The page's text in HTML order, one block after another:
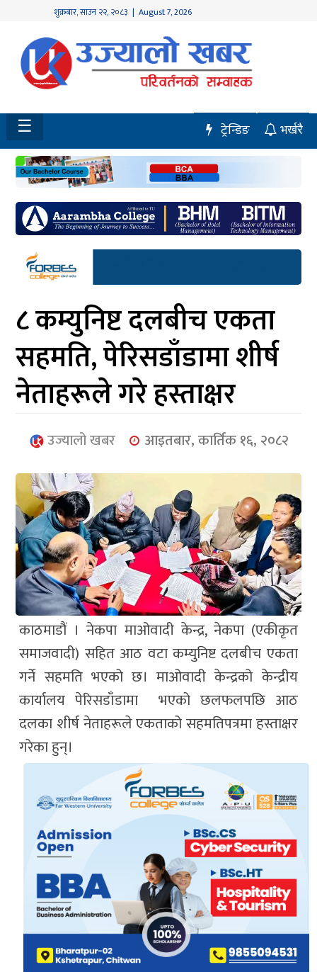
शुक्रबार,साउन २२, २०८३ | August 7, 2026
होमपेज
नवलपुर
विशेष
मध्य
नेपाल
चितवन
सेरोफेरो
समाचार
आर्थिक
मनोरञ्जन
खेलकुद
प्रबास
युनिकोड
☰ भर्खरै
ट्रेन्डिङ
८ कम्युनिष्ट दलबीच एकता
सहमति, पेरिसडाँडामा शीर्ष
नेताहरूले गरे हस्ताक्षर
उज्यालो खबर आइतबार, कार्तिक १६, २०८२
काठमाडौं । नेकपा माओवादी केन्द्र, नेकपा (एकीकृत
समाजवादी) सहित आठ वटा कम्युनिष्ट दलबीच एकता
गर्ने सहमति भएको छ। माओवादी केन्द्रको केन्द्रीय
कार्यालय पेरिसडाँडामा भएको छलफलपछि आठ
दलका शीर्ष नेताहरूले एकताको सहमतिपत्रमा हस्ताक्षर
गरेका हुन्।